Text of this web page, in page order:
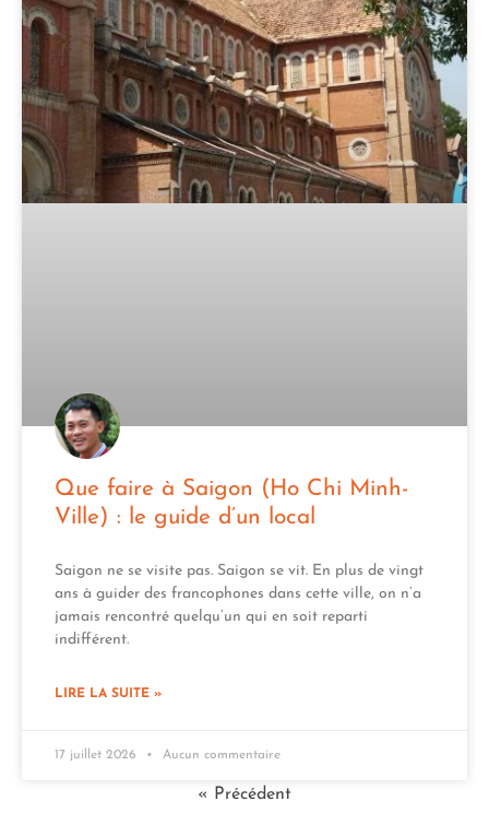
Que faire à Saigon (Ho Chi Minh-
Ville) : le guide d’un local
Saigon ne se visite pas. Saigon se vit. En plus de vingt
ans à guider des francophones dans cette ville, on n’a
jamais rencontré quelqu’un qui en soit reparti
indifférent.
LIRE LA SUITE »
17 juillet 2026 Aucun commentaire
« Précédent